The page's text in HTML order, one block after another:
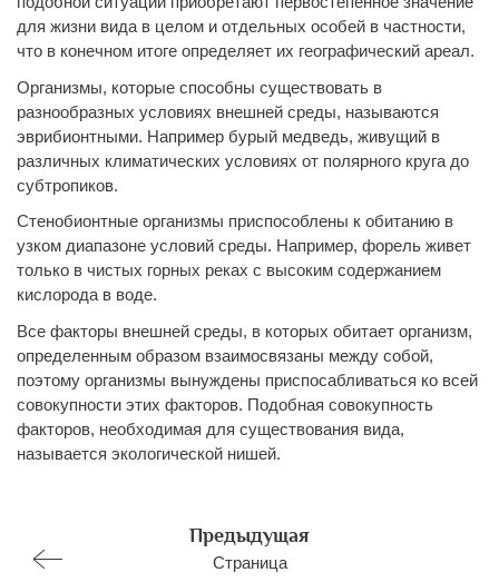
для жизни вида в целом и отдельных особей в частности,
что в конечном итоге определяет их географический ареал.
Организмы, которые способны существовать в
разнообразных условиях внешней среды, называются
эврибионтными. Например бурый медведь, живущий в
различных климатических условиях от полярного круга до
субтропиков.
Стенобионтные организмы приспособлены к обитанию в
узком диапазоне условий среды. Например, форель живет
только в чистых горных реках с высоким содержанием
кислорода в воде.
Все факторы внешней среды, в которых обитает организм,
определенным образом взаимосвязаны между собой,
поэтому организмы вынуждены приспосабливаться ко всей
совокупности этих факторов. Подобная совокупность
факторов, необходимая для существования вида,
называется экологической нишей.
Предыдущая
Страница